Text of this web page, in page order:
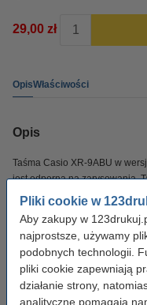
Pliki cookie w
Aby zakupy w
najprostsze, używamy
podobnych technologii.
pliki cookie zapewniają
działanie strony,
analityczne pomagają
29,00 zł
OpisWłaściwości
Opis
Taśma Casio XR-9ABU w
jest odporna na zarysowania.
m.
Ekologiczny produkt wolny od
Właściwości